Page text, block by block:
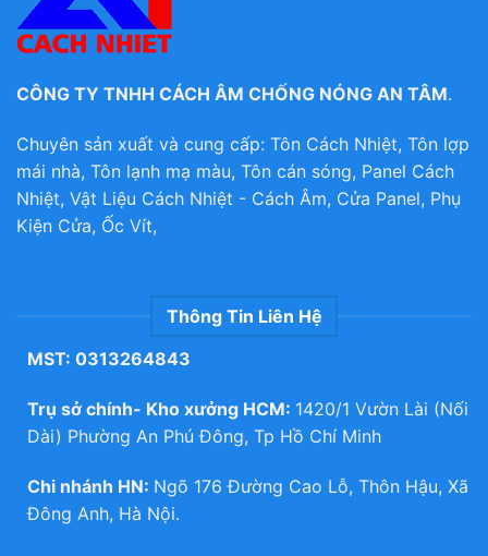
CÔNG TY TNHH CÁCH ÂM CHỐNG NÓNG AN TÂM.
Chuyên sản xuất và cung cấp: Tôn Cách Nhiệt, Tôn lợp
mái nhà, Tôn lạnh mạ màu, Tôn cán sóng, Panel Cách
Nhiệt, Vật Liệu Cách Nhiệt - Cách Âm, Cửa Panel, Phụ
Kiện Cửa, Ốc Vít,
Thông Tin Liên Hệ
MST: 0313264843
Trụ sở chính- Kho xưởng HCM: 1420/1 Vườn Lài (Nối
Dài) Phường An Phú Đông, Tp Hồ Chí Minh
Chi nhánh HN: Ngõ 176 Đường Cao Lỗ, Thôn Hậu, Xã
Đông Anh, Hà Nội.